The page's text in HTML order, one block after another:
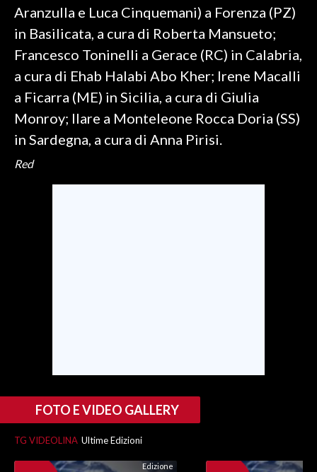
Aranzulla e Luca Cinquemani) a Forenza (PZ)
in Basilicata, a cura di Roberta Mansueto;
Francesco Toninelli a Gerace (RC) in Calabria,
a cura di Ehab Halabi Abo Kher; Irene Macalli
a Ficarra (ME) in Sicilia, a cura di Giulia
Monroy; Ilare a Monteleone Rocca Doria (SS)
in Sardegna, a cura di Anna Pirisi.
Red
FOTO E VIDEO GALLERY
TG VIDEOLINA Ultime Edizioni
Edizione